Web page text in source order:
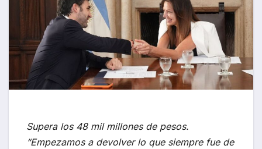
Supera los 48 mil millones de pesos.
“Empezamos a devolver lo que siempre fue de